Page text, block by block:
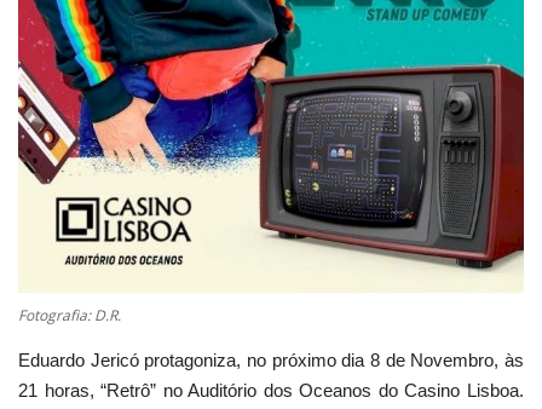
Lazer
Ambiente
Fotografia: D.R.
Eduardo Jericó protagoniza, no próximo dia 8 de Novembro, às
21 horas, “Retrô” no Auditório dos Oceanos do Casino Lisboa.